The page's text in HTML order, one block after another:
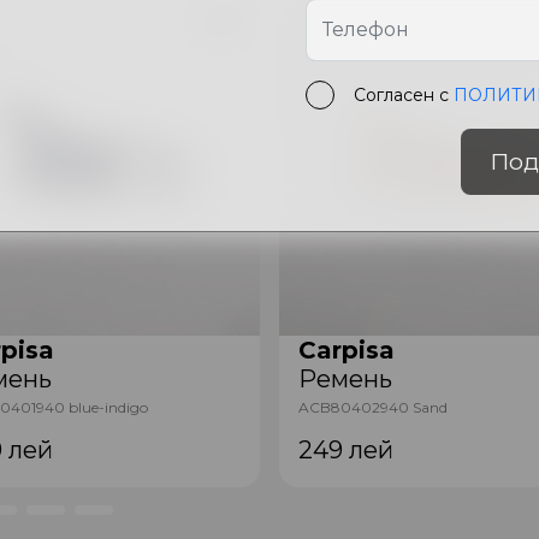
blue-indigo
лей
Carpisa
Ремень
ACB80402940 Sand
249 лей
Согласен с